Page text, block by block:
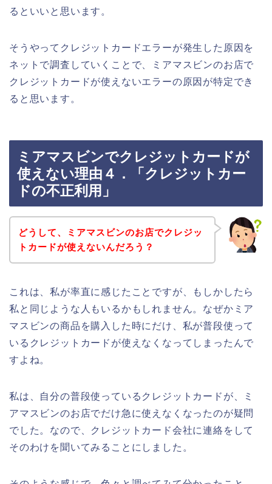
るといいと思います。
そうやってクレジットカードエラーが発生した原因を
ネットで調査していくことで、ミアマスビンのお店で
クレジットカードが使えないエラーの原因が特定でき
ると思います。
ミアマスビンでクレジットカードが
使えない理由４．「クレジットカー
ドの不正利用」
どうして、ミアマスビンのお店でクレジッ
トカードが使えないんだろう？
これは、私が率直に感じたことですが、もしかしたら
私と同じような人もいるかもしれません。なぜかミア
マスビンの商品を購入した時にだけ、私が普段使って
いるクレジットカードが使えなくなってしまったんで
すよね。
私は、自分の普段使っているクレジットカードが、ミ
アマスビンのお店でだけ急に使えなくなったのが疑問
でした。なので、クレジットカード会社に連絡をして
そのわけを聞いてみることにしました。